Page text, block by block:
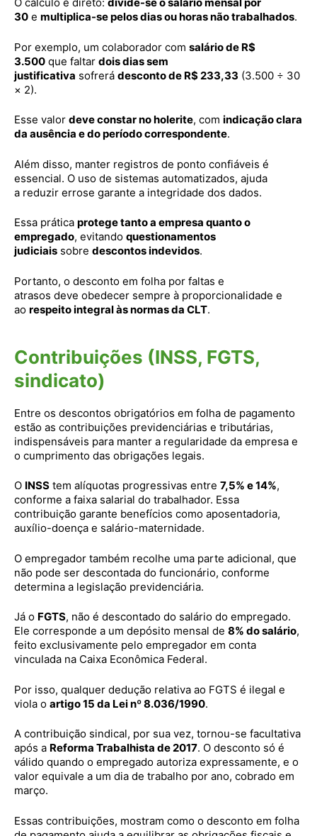
30 e multiplica-se pelos dias ou horas não trabalhados.
Por exemplo, um colaborador com salário de R$
3.500 que faltar dois dias sem
justificativa sofrerá desconto de R$ 233,33 (3.500 ÷ 30
× 2).
Esse valor deve constar no holerite, com indicação clara
da ausência e do período correspondente.
Além disso, manter registros de ponto confiáveis é
essencial. O uso de sistemas automatizados, ajuda
a reduzir errose garante a integridade dos dados.
Essa prática protege tanto a empresa quanto o
empregado, evitando questionamentos
judiciais sobre descontos indevidos.
Portanto, o desconto em folha por faltas e
atrasos deve obedecer sempre à proporcionalidade e
ao respeito integral às normas da CLT.
Contribuições (INSS, FGTS,
sindicato)
Entre os descontos obrigatórios em folha de pagamento
estão as contribuições previdenciárias e tributárias,
indispensáveis para manter a regularidade da empresa e
o cumprimento das obrigações legais.
O INSS tem alíquotas progressivas entre 7,5% e 14%,
conforme a faixa salarial do trabalhador. Essa
contribuição garante benefícios como aposentadoria,
auxílio-doença e salário-maternidade.
O empregador também recolhe uma parte adicional, que
não pode ser descontada do funcionário, conforme
determina a legislação previdenciária.
Já o FGTS, não é descontado do salário do empregado.
Ele corresponde a um depósito mensal de 8% do salário,
feito exclusivamente pelo empregador em conta
vinculada na Caixa Econômica Federal.
Por isso, qualquer dedução relativa ao FGTS é ilegal e
viola o artigo 15 da Lei nº 8.036/1990.
A contribuição sindical, por sua vez, tornou-se facultativa
após a Reforma Trabalhista de 2017. O desconto só é
válido quando o empregado autoriza expressamente, e o
valor equivale a um dia de trabalho por ano, cobrado em
março.
Essas contribuições, mostram como o desconto em folha